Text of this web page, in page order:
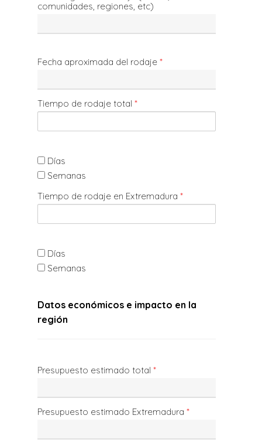
comunidades, regiones, etc)
Fecha aproximada del rodaje*
Tiempo de rodaje total*
Días
Semanas
Tiempo de rodaje en Extremadura*
Días
Semanas
Datos económicos e impacto en la
región
Presupuesto estimado total*
Presupuesto estimado Extremadura*